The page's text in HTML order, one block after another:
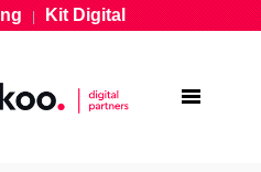
|Kit Digital